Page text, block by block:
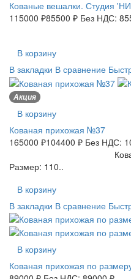
Кованые вешалки. Студия
115000 ₽85500 ₽ Без НДС:
В корзину
В закладки В сравнение
Акция
В корзину
Кованая прихожая №37
165000 ₽104400 ₽ Без НДС:
Кованая
Размер: 110..
В корзину
В закладки В сравнение
В корзину
Кованая прихожая по